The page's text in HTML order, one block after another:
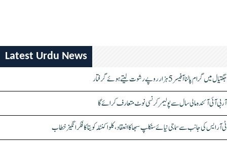
Latest Urdu News
جگتیال میں گرام پالنا آفیسر 5 ہزار روپے رشوت لیتے ہوئے گرفتار
آر بی آئی آئندہ مالی سال سے پولیمر کرنسی نوٹ متعارف کرائے گا
ٹی آر ایس کی جانب سے سماجی نیائے سنکلپ سبھا کا انعقاد، کلواکنٹلہ کویتا کا فکر انگیز خطاب